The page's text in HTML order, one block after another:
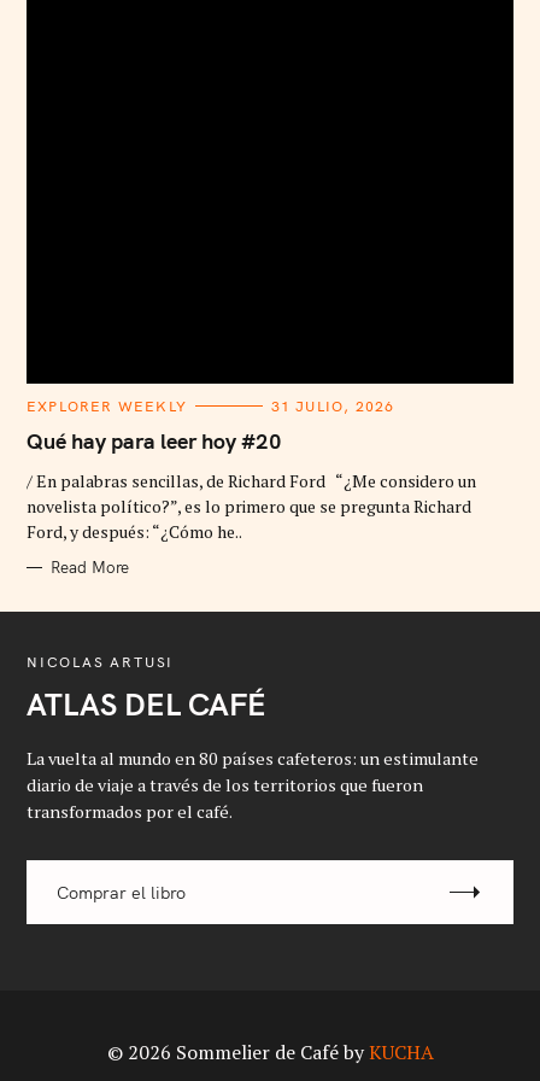
C
T
E
O
I
E
EXPLORER WEEKLY 31 JULIO, 2026
Qué hay para leer hoy #20
/ En palabras sencillas, de Richard Ford “¿Me considero un
novelista político?”, es lo primero que se pregunta Richard
Ford, y después: “¿Cómo he..
Read More
NICOLAS ARTUSI
ATLAS DEL CAFÉ
La vuelta al mundo en 80 países cafeteros: un estimulante
diario de viaje a través de los territorios que fueron
transformados por el café.
Comprar el libro
© 2026 Sommelier de Café byKUCHA